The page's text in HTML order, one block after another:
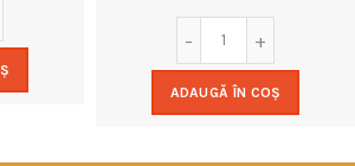
ADAUGĂ ÎN COȘ